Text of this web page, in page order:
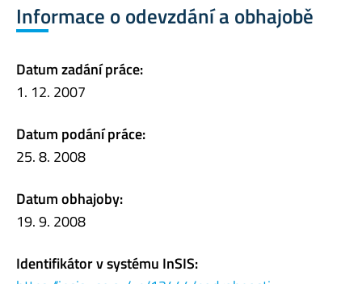
Informace o odevzdání a obhajobě
Datum zadání práce:
1. 12. 2007
Datum podání práce:
25. 8. 2008
Datum obhajoby:
19. 9. 2008
Identifikátor v systému InSIS: